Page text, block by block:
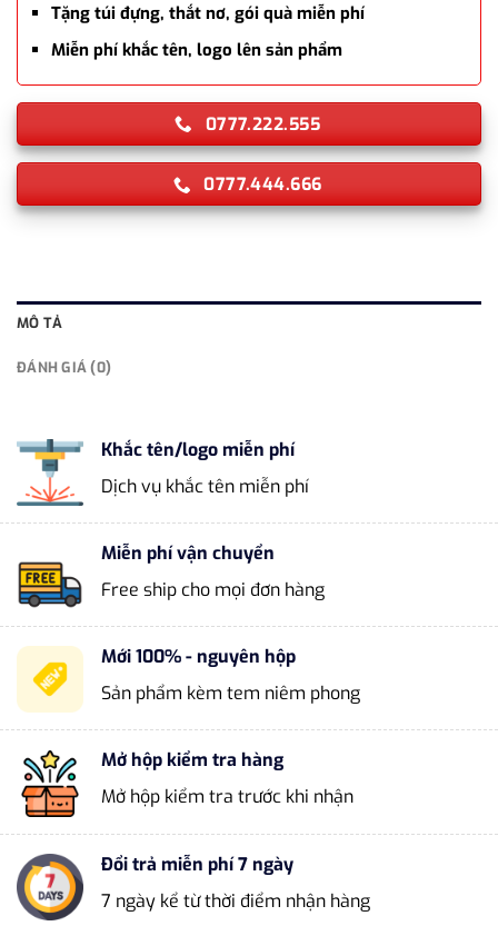
Tặng túi đựng, thắt nơ, gói quà miễn phí
Miễn phí khắc tên, logo lên sản phẩm
0777.222.555
0777.444.666
MÔ TẢ
ĐÁNH GIÁ (0)
Khắc tên/logo miễn phí
Dịch vụ khắc tên miễn phí
Miễn phí vận chuyển
Free ship cho mọi đơn hàng
Mới 100% - nguyên hộp
Sản phẩm kèm tem niêm phong
Mở hộp kiểm tra hàng
Mở hộp kiểm tra trước khi nhận
Đổi trả miễn phí 7 ngày
7 ngày kể từ thời điểm nhận hàng